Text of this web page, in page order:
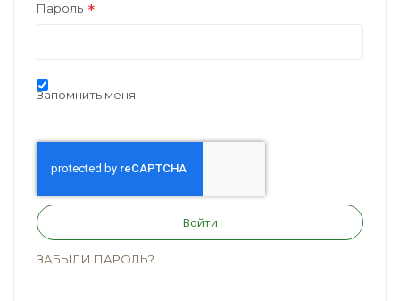
Пароль
Запомнить меня
Войти
ЗАБЫЛИ ПАРОЛЬ?